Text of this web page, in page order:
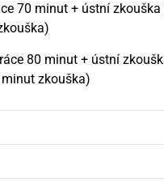
70 minut + ústní
80 minut + ústní
zkouška)